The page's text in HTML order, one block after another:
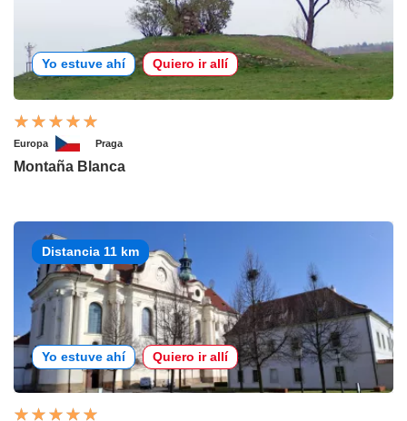
Yo estuve ahí Quiero ir allí
Europa Praga
Montaña Blanca
Distancia 11 km
Yo estuve ahí Quiero ir allí